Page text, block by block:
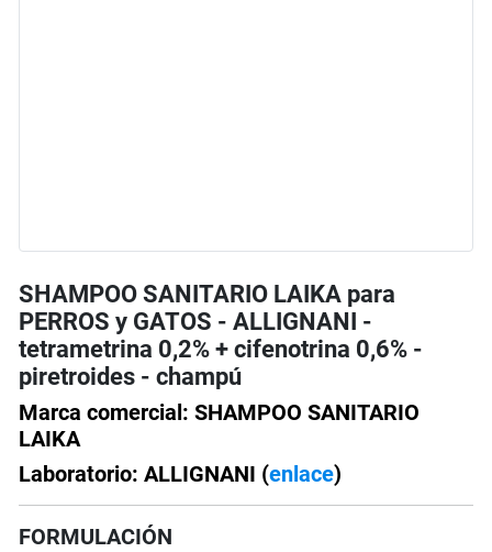
SHAMPOO SANITARIO LAIKA para
PERROS y GATOS - ALLIGNANI -
tetrametrina 0,2% + cifenotrina 0,6% -
piretroides - champú
Marca comercial: SHAMPOO SANITARIO
LAIKA
Laboratorio: ALLIGNANI (enlace)
FORMULACIÓN